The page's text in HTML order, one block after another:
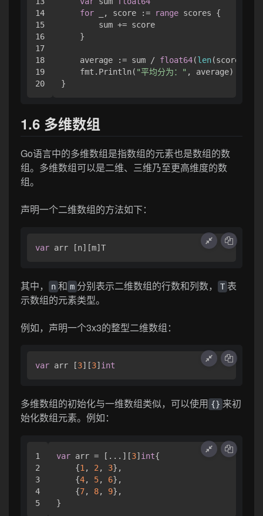
14
15
16
17
18
19
for _, score := range scores {
        sum += score
    }
    average := sum /
float64(len(scores))
    fmt.Println(
"平均分为：" , average)
1.6 多维数组
Go语言中的多维数组是指数组的元素也是数组的数
组。多维数组可以是二维、三维乃至更高维度的数
组。
声明一个二维数组的方法如下：
var
其中， n 和 m 分别表示二维数组的行数和列数， T 表
示数组的元素类型。
例如，声明一个3x3的整型二维数组：
var arr [3][3] int
多维数组的初始化与一维数组类似，可以使用 {} 来初
始化数组元素。例如：
1
2
3
4
var arr = [...][3] int{
    {
1 , 2 , 3},
    {
4, 5, 6},
    {
7, 8, 9},